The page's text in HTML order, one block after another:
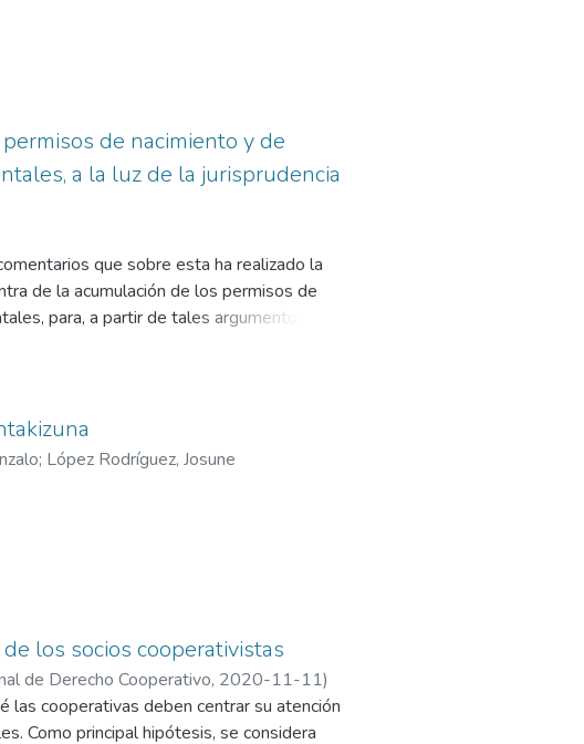
de nacimiento y de
a la luz de la jurisprudencia
que sobre esta ha realizado la
de la acumulación de los permisos de
para, a partir de tales argumentos,
momentos el Tribunal Constitucional
; López Rodríguez, Josune
los socios cooperativistas
de Derecho Cooperativo, 2020-11-11)
cooperativas deben centrar su atención
Como principal hipótesis, se considera